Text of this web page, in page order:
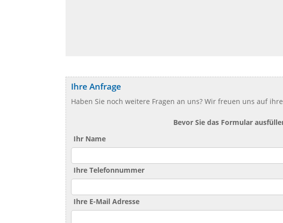
Ihre Anfrage
Haben Sie noch weitere Fragen an uns? Wir freuen uns auf
Bevor Sie das Formular
Ihr Name
Ihre Telefonnummer
Ihre E-Mail Adresse